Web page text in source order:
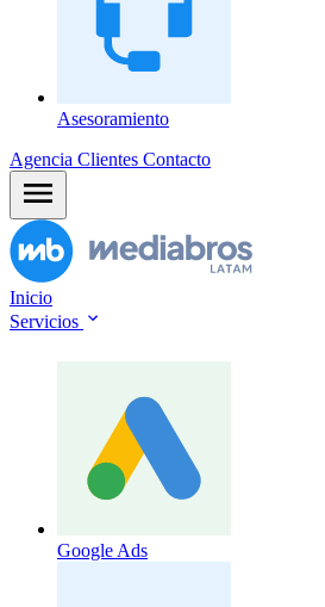
Asesoramiento
Agencia Clientes Contacto
Inicio
Servicios
Google Ads